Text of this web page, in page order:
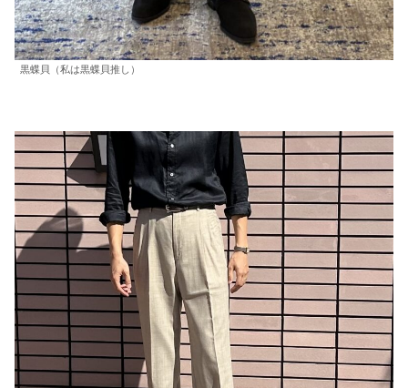
黒蝶貝（私は黒蝶貝推し）